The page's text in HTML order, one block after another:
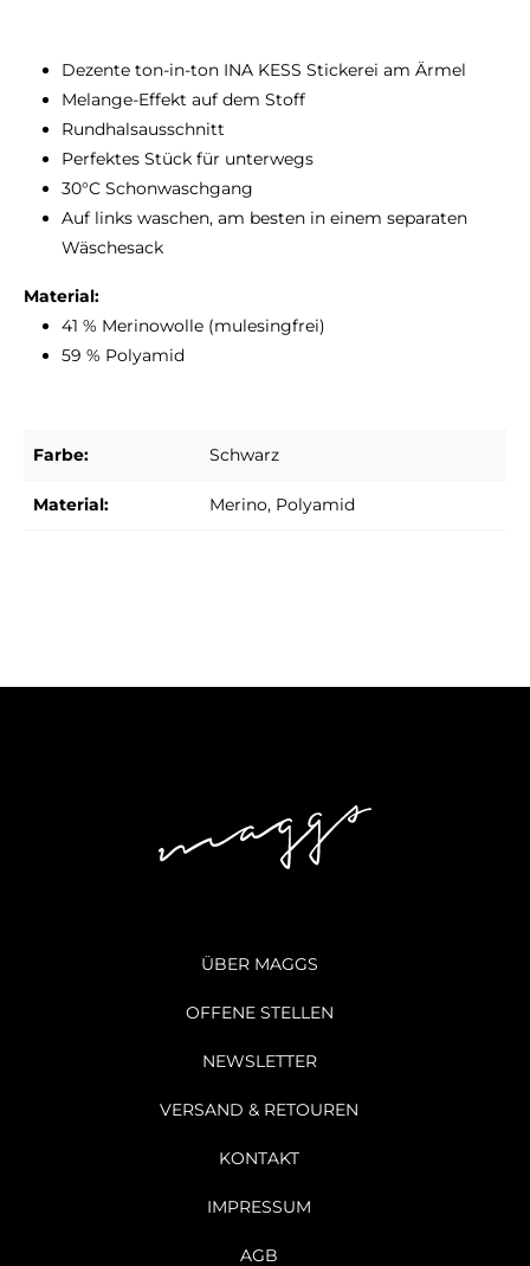
Dezente ton-in-ton INA KESS Stickerei am Ärmel
Melange-Effekt auf dem Stoff
Rundhalsausschnitt
Perfektes Stück für unterwegs
30°C Schonwaschgang
Auf links waschen, am besten in einem separaten
Wäschesack
Material:
41 % Merinowolle (mulesingfrei)
59 % Polyamid
Farbe: Schwarz
Material: Merino, Polyamid
ÜBER MAGGS
OFFENE STELLEN
NEWSLETTER
VERSAND & RETOUREN
KONTAKT
IMPRESSUM
AGB